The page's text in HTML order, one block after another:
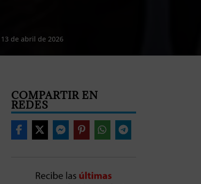
13 de abril de 2026
COMPARTIR EN
REDES